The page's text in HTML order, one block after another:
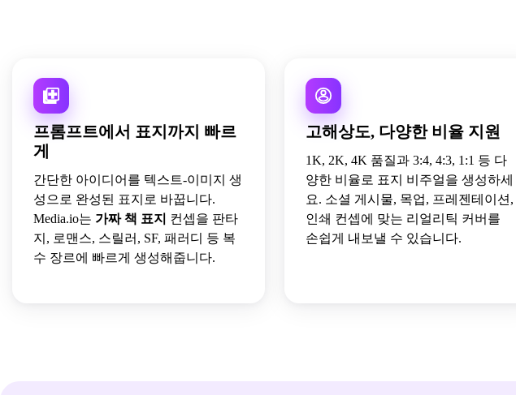
프롬프트에서 표지까지 빠르
게
간단한 아이디어를 텍스트-이미지 생
성으로 완성된 표지로 바꿉니다.
Media.io는 가짜 책 표지 컨셉을 판타
지, 로맨스, 스릴러, SF, 패러디 등 복
수 장르에 빠르게 생성해줍니다.
고해상도, 다양한 비율 지원
1K, 2K, 4K 품질과 3:4, 4:3, 1:1 등 다
양한 비율로 표지 비주얼을 생성하세
요. 소셜 게시물, 목업, 프레젠테이션,
인쇄 컨셉에 맞는 리얼리틱 커버를
손쉽게 내보낼 수 있습니다.